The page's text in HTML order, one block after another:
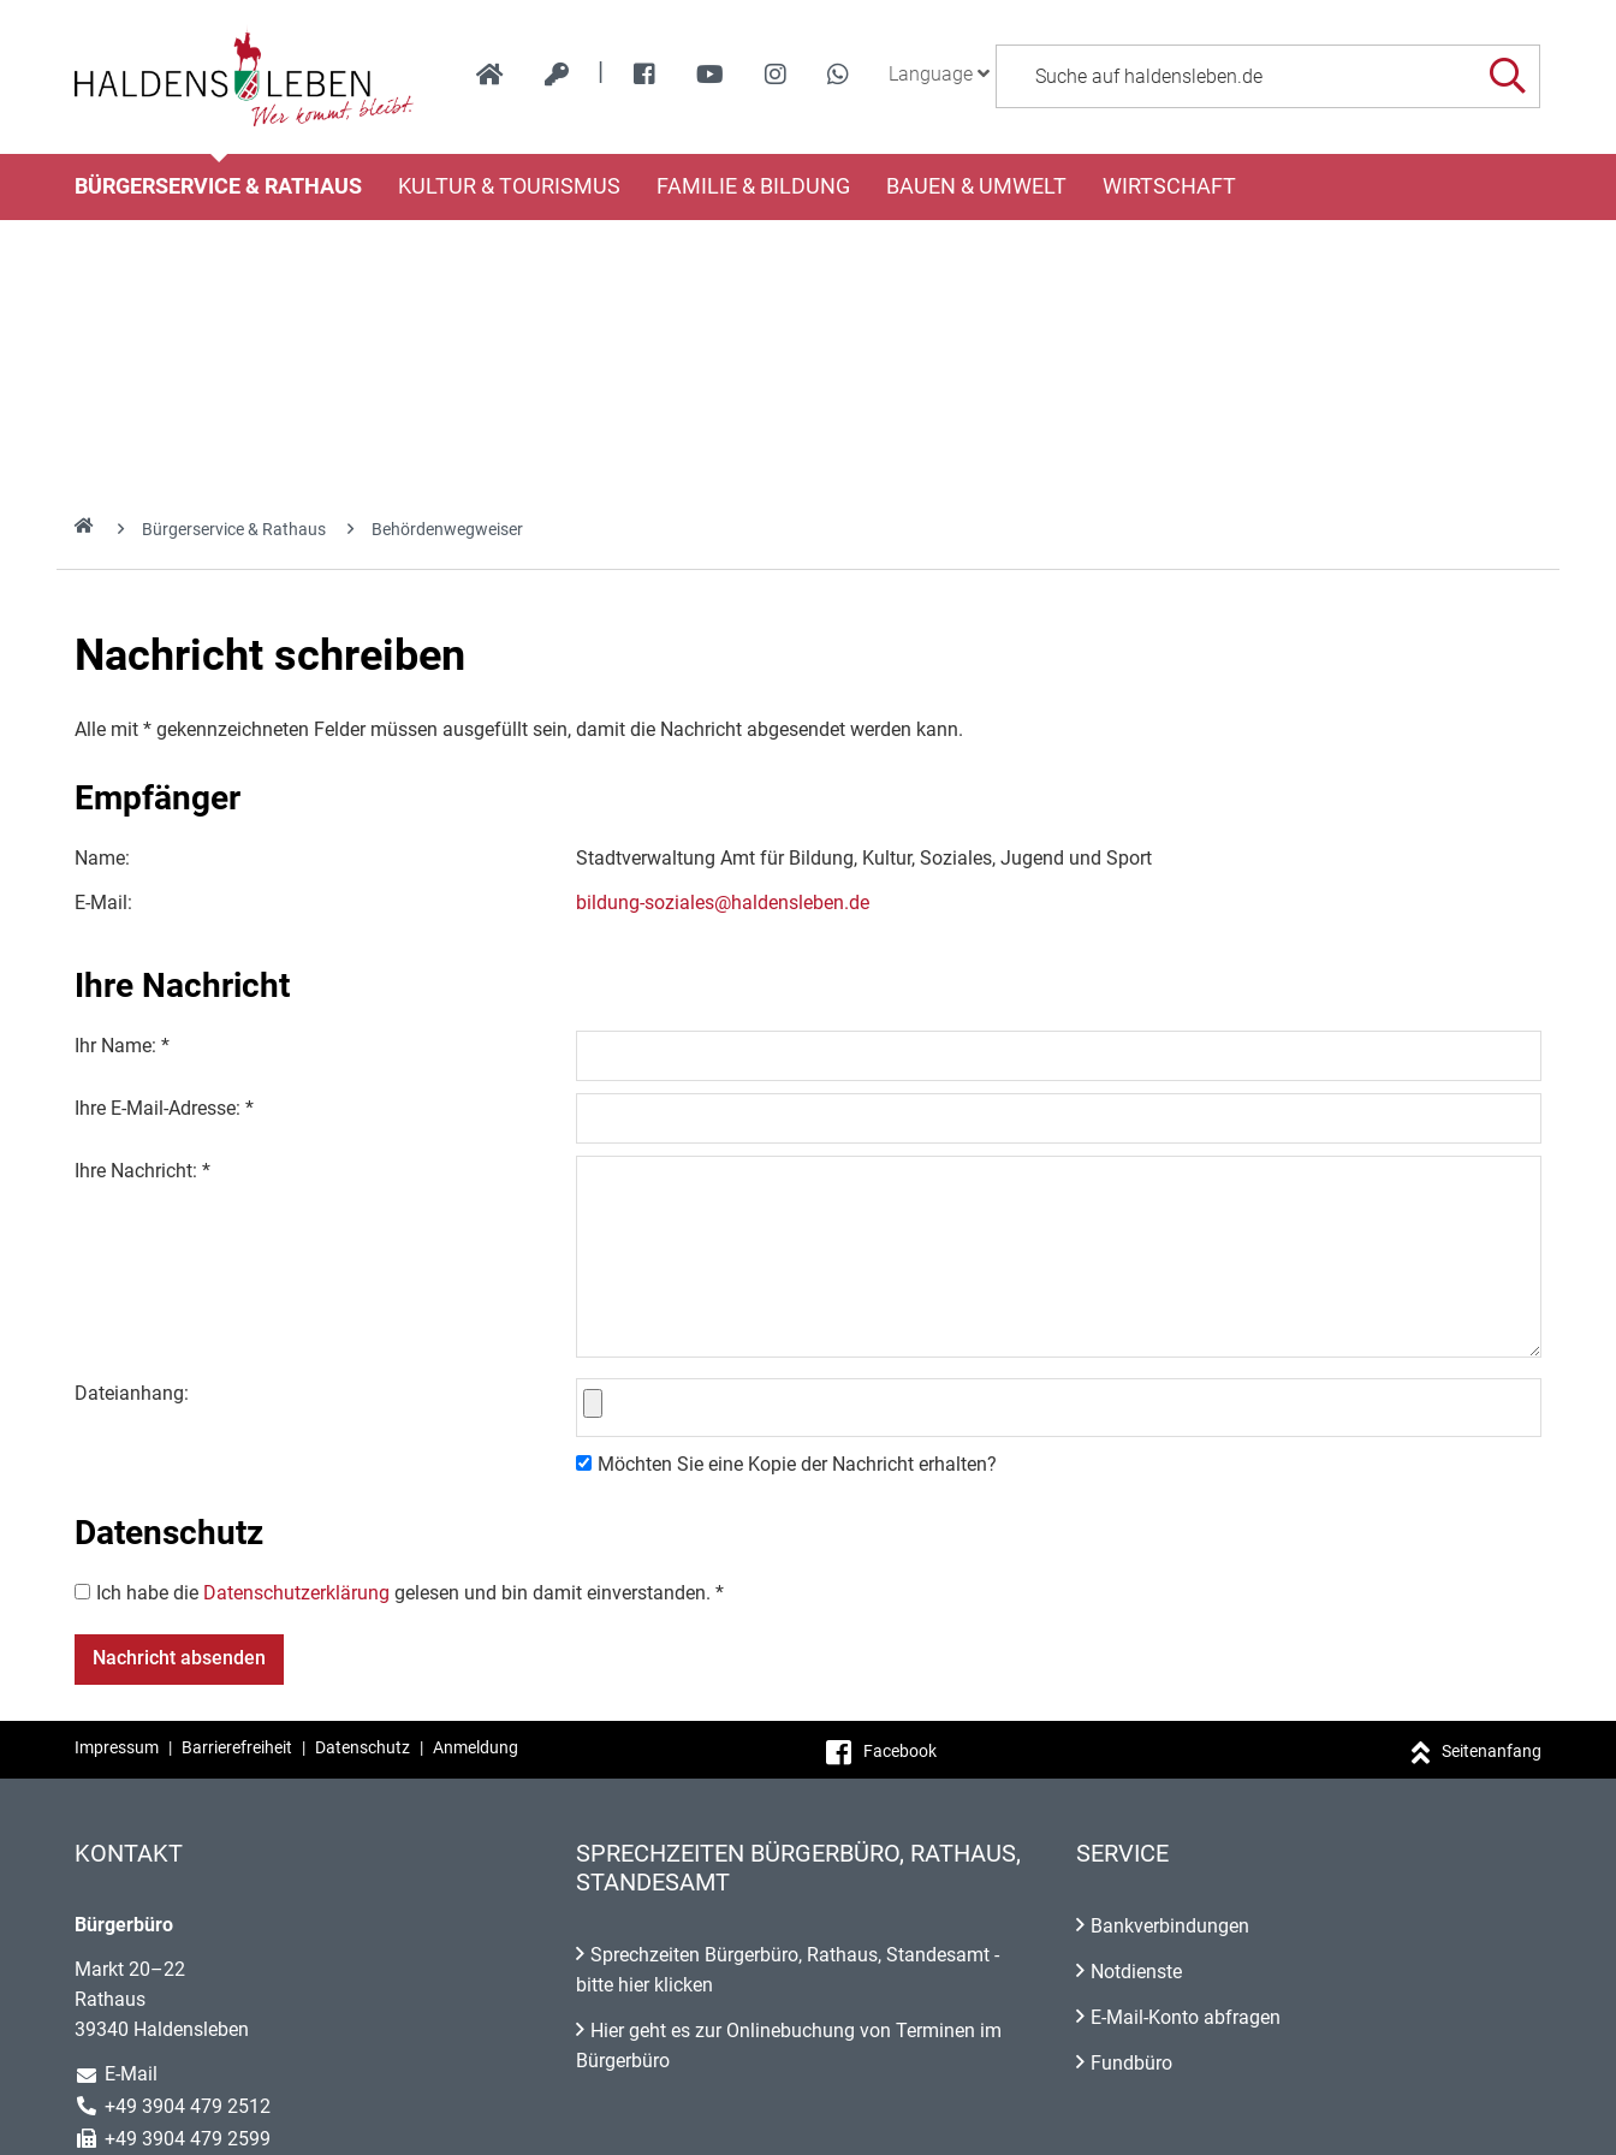
| Language
BÜRGERSERVICE & RATHAUS KULTUR & TOURISMUS FAMILIE & BILDUNG BAUEN & UMWELT WIRTSCHAFT
Bürgerservice & Rathaus Behördenwegweiser
Nachricht schreiben
Alle mit * gekennzeichneten Felder müssen ausgefüllt sein, damit die Nachricht abgesendet werden kann.
Empfänger
Name:
Stadtverwaltung Amt für Bildung, Kultur, Soziales, Jugend und Sport
E-Mail:
bildung-soziales@haldensleben.de
Ihre Nachricht
Ihr Name: *
Ihre E-Mail-Adresse: *
Ihre Nachricht: *
Dateianhang:
Möchten Sie eine Kopie der Nachricht erhalten?
Datenschutz
Ich habe die Datenschutzerklärung gelesen und bin damit einverstanden. *
Impressum | Barrierefreiheit | Datenschutz | Anmeldung Facebook Seitenanfang
KONTAKT
Bürgerbüro
Markt 20–22
Rathaus
39340 Haldensleben
E-Mail
+49 3904 479 2512
+49 3904 479 2599
SPRECHZEITEN BÜRGERBÜRO, RATHAUS,
STANDESAMT
Sprechzeiten Bürgerbüro, Rathaus, Standesamt -
bitte hier klicken
Hier geht es zur Onlinebuchung von Terminen im
Bürgerbüro
SERVICE
Bankverbindungen
Notdienste
E-Mail-Konto abfragen
Fundbüro